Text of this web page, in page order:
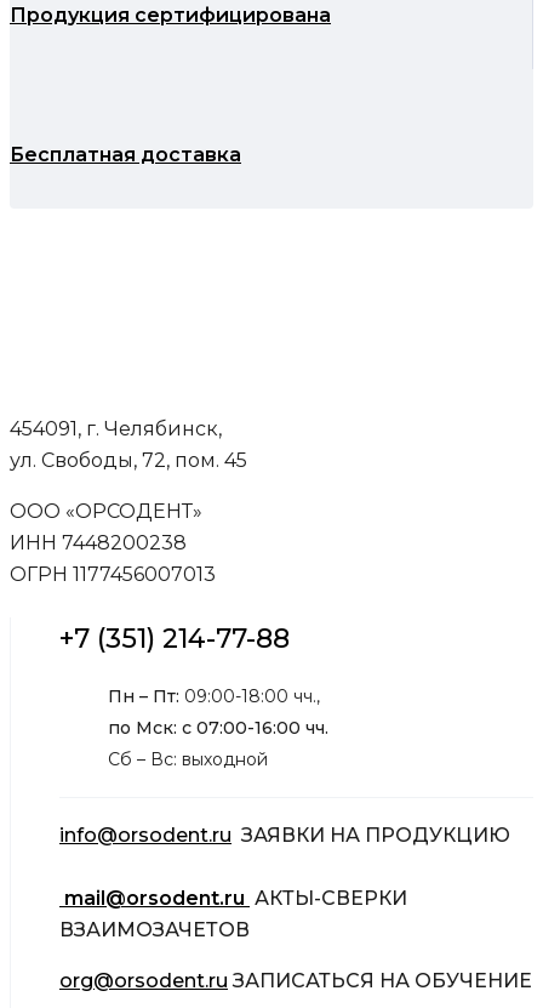
Продукция сертифицирована
Бесплатная доставка
454091, г. Челябинск,
ул. Свободы, 72, пом. 45
ООО «ОРСОДЕНТ»
ИНН 7448200238
ОГРН 1177456007013
+7 (351) 214-77-88
Пн – Пт: 09:00-18:00 чч.,
по Мск: с 07:00-16:00 чч.
Сб – Вс: выходной
info@orsodent.ru ЗАЯВКИ НА ПРОДУКЦИЮ
mail@orsodent.ru АКТЫ-СВЕРКИ
ВЗАИМОЗАЧЕТОВ
org@orsodent.ru ЗАПИСАТЬСЯ НА ОБУЧЕНИЕ